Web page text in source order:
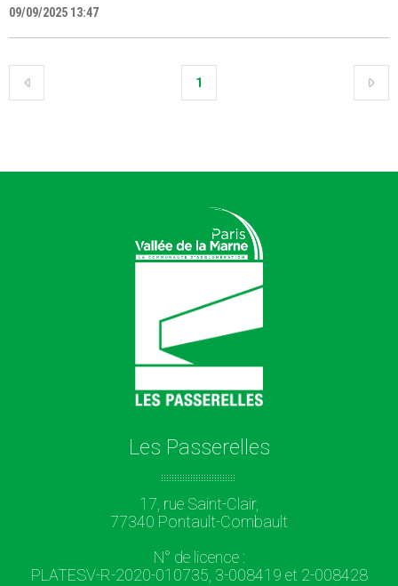
09/09/2025 13:47
1
Les Passerelles
17, rue Saint-Clair,
77340 Pontault-Combault
N° de licence :
PLATESV-R-2020-010735, 3-008419 et 2-008428